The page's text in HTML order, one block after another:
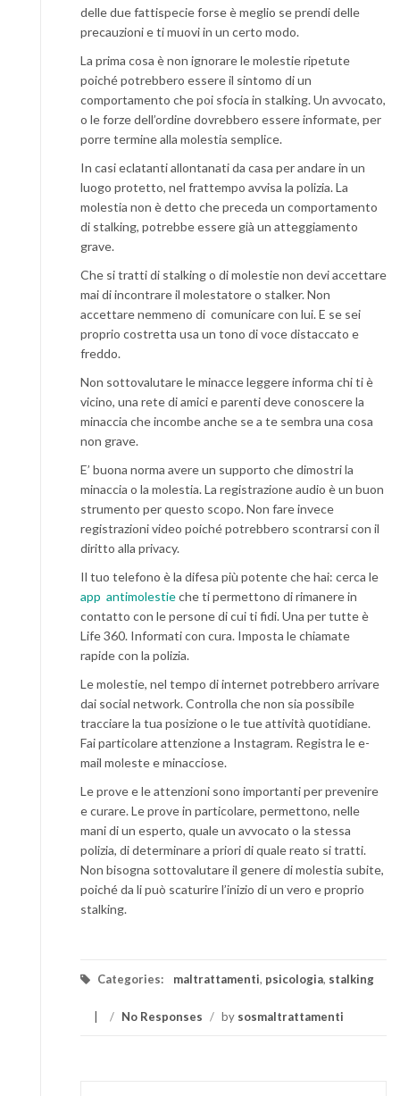
delle due fattispecie forse è meglio se prendi delle
precauzioni e ti muovi in un certo modo.
La prima cosa è non ignorare le molestie ripetute
poiché potrebbero essere il sintomo di un
comportamento che poi sfocia in stalking. Un avvocato,
o le forze dell’ordine dovrebbero essere informate, per
porre termine alla molestia semplice.
In casi eclatanti allontanati da casa per andare in un
luogo protetto, nel frattempo avvisa la polizia. La
molestia non è detto che preceda un comportamento
di stalking, potrebbe essere già un atteggiamento
grave.
Che si tratti di stalking o di molestie non devi accettare
mai di incontrare il molestatore o stalker. Non
accettare nemmeno di comunicare con lui. E se sei
proprio costretta usa un tono di voce distaccato e
freddo.
Non sottovalutare le minacce leggere informa chi ti è
vicino, una rete di amici e parenti deve conoscere la
minaccia che incombe anche se a te sembra una cosa
non grave.
E’ buona norma avere un supporto che dimostri la
minaccia o la molestia. La registrazione audio è un buon
strumento per questo scopo. Non fare invece
registrazioni video poiché potrebbero scontrarsi con il
diritto alla privacy.
Il tuo telefono è la difesa più potente che hai: cerca le
app antimolestieche ti permettono di rimanere in
contatto con le persone di cui ti fidi. Una per tutte è
Life 360. Informati con cura. Imposta le chiamate
rapide con la polizia.
Le molestie, nel tempo di internet potrebbero arrivare
dai social network. Controlla che non sia possibile
tracciare la tua posizione o le tue attività quotidiane.
Fai particolare attenzione a Instagram. Registra le e-
mail moleste e minacciose.
Le prove e le attenzioni sono importanti per prevenire
e curare. Le prove in particolare, permettono, nelle
mani di un esperto, quale un avvocato o la stessa
polizia, di determinare a priori di quale reato si tratti.
Non bisogna sottovalutare il genere di molestia subite,
poiché da li può scaturire l’inizio di un vero e proprio
stalking.
Categories: maltrattamenti, psicologia, stalking
/ No Responses / by sosmaltrattamenti